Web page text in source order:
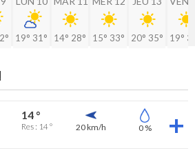
19° 31° 14° 28° 15° 33° 20° 35° 19°
14 °
Res : 14 ° 20 km/h 0 %